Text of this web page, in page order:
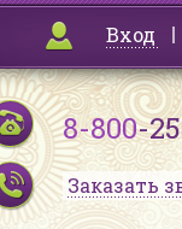
Вход
8-800-
Заказать